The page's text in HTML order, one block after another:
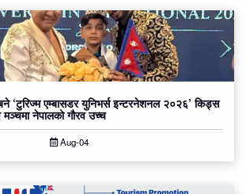
‘टुरिज्म एम्बासडर युनिभर्स इन्टरनेशनल २०२६’ किड्स
मञ्चमा नेपालको गौरव उच्च
Aug-04